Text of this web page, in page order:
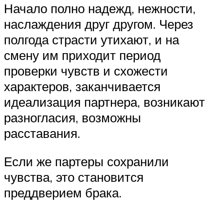
Начало полно надежд, нежности,
наслаждения друг другом. Через
полгода страсти утихают, и на
смену им приходит период
проверки чувств и схожести
характеров, заканчивается
идеализация партнера, возникают
разногласия, возможны
расставания.
Если же партеры сохранили
чувства, это становится
преддверием брака.